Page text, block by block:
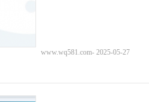
www.wq581.com- 2025-05-27